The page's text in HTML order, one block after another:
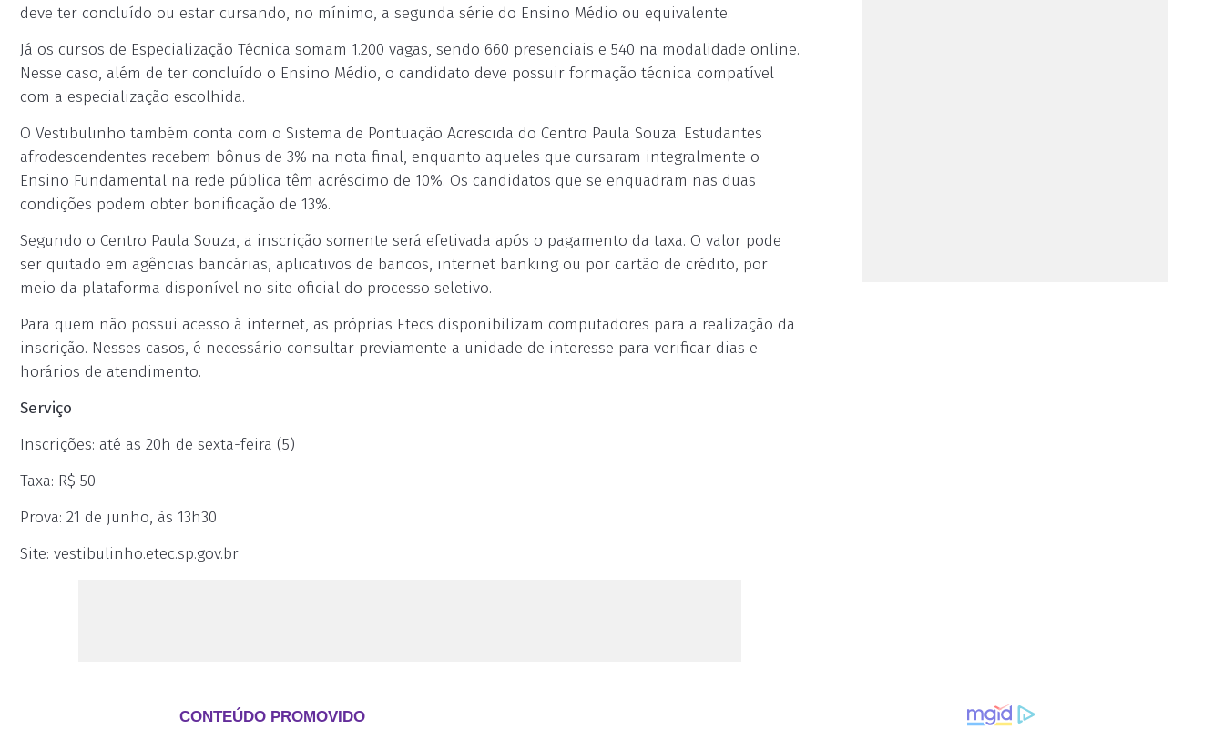
deve ter concluído ou estar cursando, no mínimo, a segunda série do Ensino Médio ou equivalente.
Já os cursos de Especialização Técnica somam 1.200 vagas, sendo 660 presenciais e 540 na modalidade online.
Nesse caso, além de ter concluído o Ensino Médio, o candidato deve possuir formação técnica compatível
com a especialização escolhida.
O Vestibulinho também conta com o Sistema de Pontuação Acrescida do Centro Paula Souza. Estudantes
afrodescendentes recebem bônus de 3% na nota final, enquanto aqueles que cursaram integralmente o
Ensino Fundamental na rede pública têm acréscimo de 10%. Os candidatos que se enquadram nas duas
condições podem obter bonificação de 13%.
Segundo o Centro Paula Souza, a inscrição somente será efetivada após o pagamento da taxa. O valor pode
ser quitado em agências bancárias, aplicativos de bancos, internet banking ou por cartão de crédito, por
meio da plataforma disponível no site oficial do processo seletivo.
Para quem não possui acesso à internet, as próprias Etecs disponibilizam computadores para a realização da
inscrição. Nesses casos, é necessário consultar previamente a unidade de interesse para verificar dias e
horários de atendimento.
Serviço
Inscrições: até as 20h de sexta-feira (5)
Taxa: R$ 50
Prova: 21 de junho, às 13h30
Site: vestibulinho.etec.sp.gov.br